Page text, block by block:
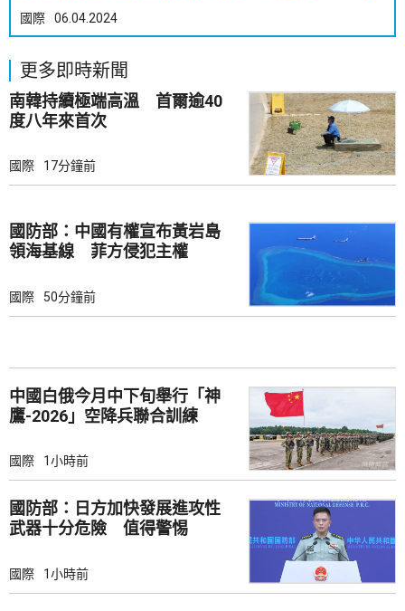
國際 06.04.2024
更多即時新聞
南韓持續極端高溫 首爾逾40
度八年來首次
國際 17分鐘前
國防部：中國有權宣布黃岩島
領海基線 菲方侵犯主權
國際 50分鐘前
中國白俄今月中下旬舉行「神
鷹-2026」空降兵聯合訓練
國際 1小時前
國防部：日方加快發展進攻性
武器十分危險 值得警惕
國際 1小時前